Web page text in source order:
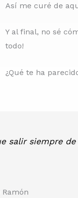
Así me curé de
Y al final, no sé
todo!
¿Qué te ha
salir siempre